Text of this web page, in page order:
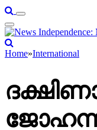
Home»International